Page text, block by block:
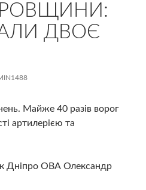
ДВОЄ
Майже 40 разів ворог
артилерією та
Дніпро ОВА Олександр